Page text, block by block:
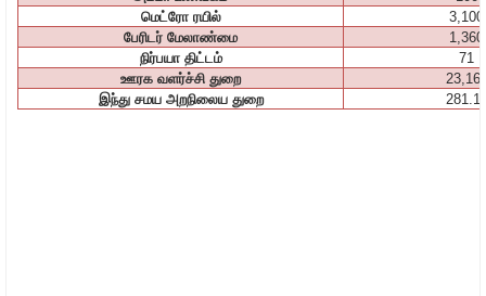
மெட்ரோ ரயில்
3,100
பேரிடர் மேலாண்மை
1,360
நிர்பயா திட்டம்
71
ஊரக வளர்ச்சி துறை
இந்து சமய அறநிலைய துறை